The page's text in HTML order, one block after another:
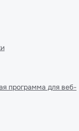
программа для веб-